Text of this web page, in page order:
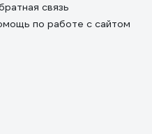
связь
по работе с сайтом